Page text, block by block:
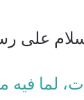
على
فيه من